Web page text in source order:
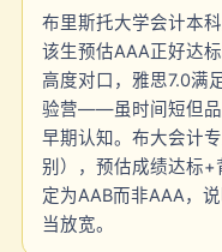
布里斯托大学会计本
该生预估AAA正好达
高度对口，雅思7.0满
验营——虽时间短但品
早期认知。布大会计
别），预估成绩达标
定为AAB而非AAA，
当放宽。